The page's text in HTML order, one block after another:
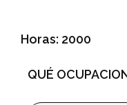
Horas: 2000
QUÉ